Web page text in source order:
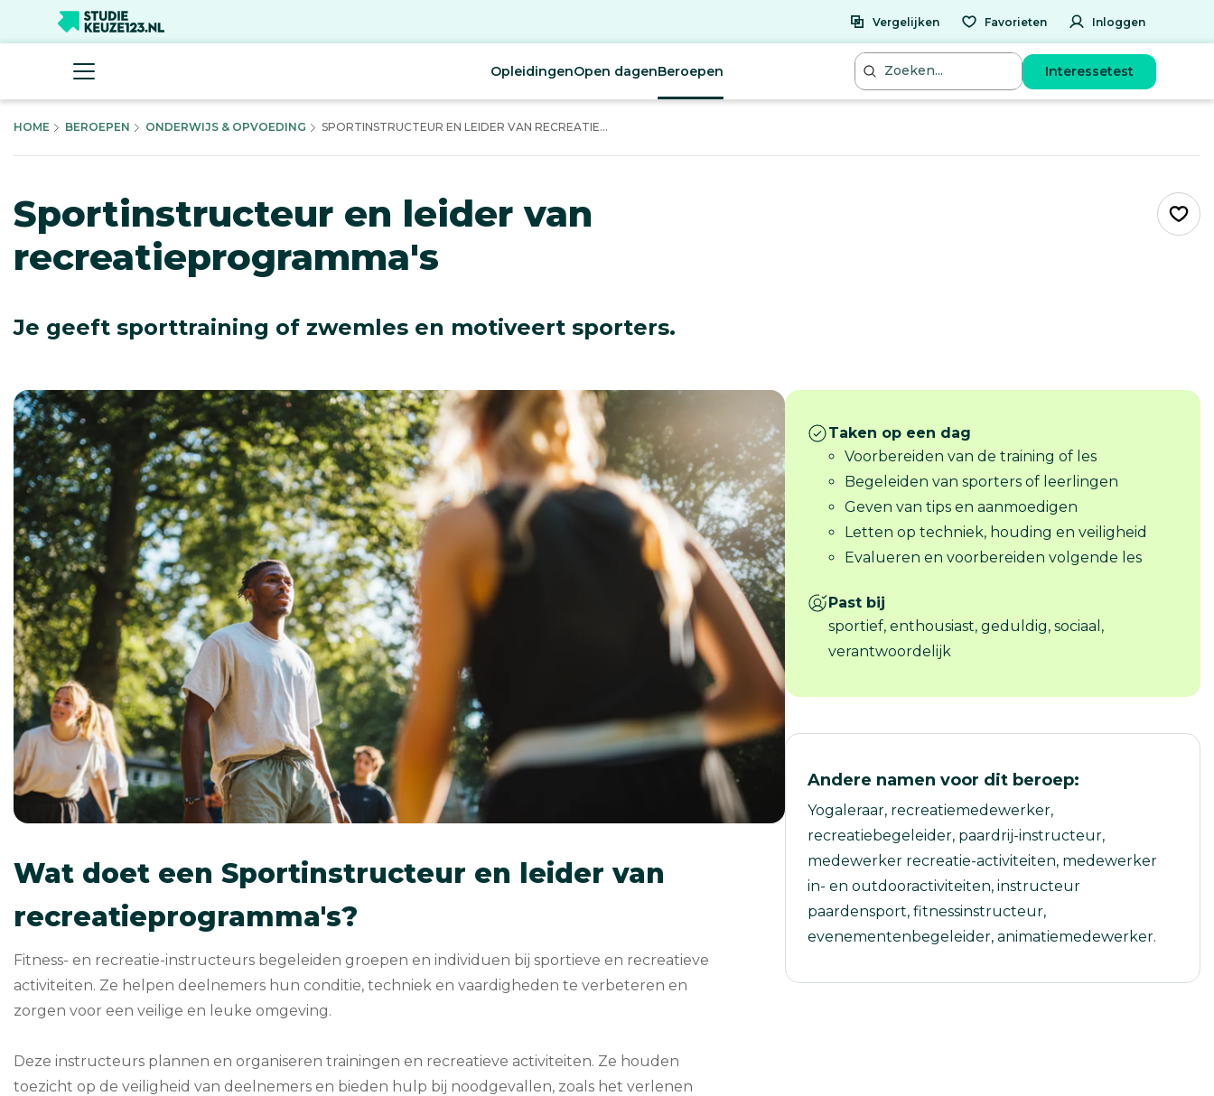
Vergelijken Favorieten Inloggen
OpleidingenOpen dagenBeroepen Interessetest
HOME BEROEPEN ONDERWIJS & OPVOEDING SPORTINSTRUCTEUR EN LEIDER VAN RECREATIE...
Sportinstructeur en leider van
recreatieprogramma's
Je geeft sporttraining of zwemles en motiveert sporters.
Wat doet een Sportinstructeur en leider van
recreatieprogramma's?
Fitness- en recreatie-instructeurs begeleiden groepen en individuen bij sportieve en recreatieve
activiteiten. Ze helpen deelnemers hun conditie, techniek en vaardigheden te verbeteren en
zorgen voor een veilige en leuke omgeving.
Deze instructeurs plannen en organiseren trainingen en recreatieve activiteiten. Ze houden
toezicht op de veiligheid van deelnemers en bieden hulp bij noodgevallen, zoals het verlenen
Taken op een dag
Voorbereiden van de training of les
Begeleiden van sporters of leerlingen
Geven van tips en aanmoedigen
Letten op techniek, houding en veiligheid
Evalueren en voorbereiden volgende les
Past bij
sportief, enthousiast, geduldig, sociaal,
verantwoordelijk
Andere namen voor dit beroep:
Yogaleraar, recreatiemedewerker,
recreatiebegeleider, paardrij-instructeur,
medewerker recreatie-activiteiten, medewerker
in- en outdooractiviteiten, instructeur
paardensport, fitnessinstructeur,
evenementenbegeleider, animatiemedewerker.